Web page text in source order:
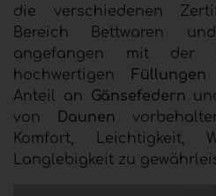
die verschiedenen
Bereich Bettwaren
angefangen mit der
hochwertigen Füllungen
Anteil an Gänsefedern
von
Daunen
Komfort, Leichtigkeit,
Langlebigkeit zu